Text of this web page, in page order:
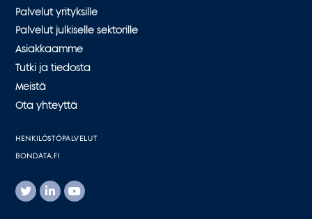
Palvelut yrityksille
Palvelut julkiselle sektorille
Asiakkaamme
Tutki ja tiedosta
Meistä
Ota yhteyttä
HENKILÖSTÖPALVELUT
BONDATA.FI